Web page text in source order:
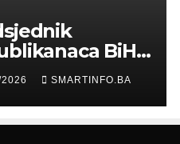
BiH
Garaplija
sajma
SMARTINFO.BA